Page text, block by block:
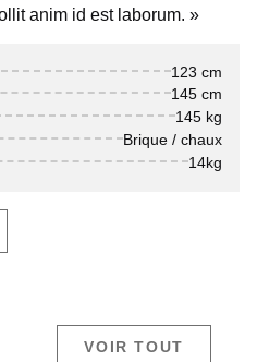
anim id est laborum. »
123 cm
145 cm
145 kg
Brique / chaux
14kg
VOIR TOUT